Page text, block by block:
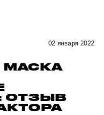
02 января 2022
МАСКА
ОТЗЫВ